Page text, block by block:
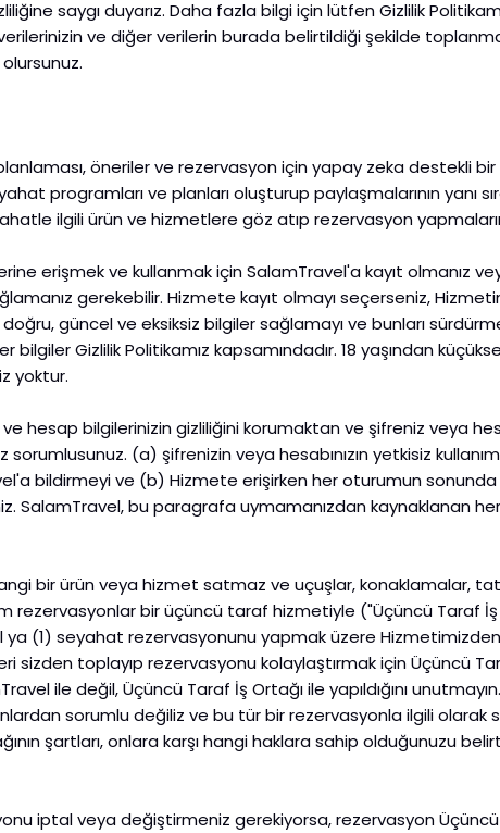
saygı duyarız. Daha fazla bilgi için lütfen Gizlilik
ve diğer verilerin burada belirtildiği şekilde
öneriler ve rezervasyon için yapay zeka destekli
programları ve planları oluşturup paylaşmalarının yanı
ilgili ürün ve hizmetlere göz atıp rezervasyon
erişmek ve kullanmak için SalamTravel'a kayıt olmanız
gerekebilir. Hizmete kayıt olmayı seçerseniz,
güncel ve eksiksiz bilgiler sağlamayı ve bunları
Gizlilik Politikamız kapsamındadır. 18 yaşından
yoktur.
hesap bilgilerinizin gizliliğini korumaktan ve şifreniz veya
(a) şifrenizin veya hesabınızın yetkisiz
bildirmeyi ve (b) Hizmete erişirken her oturumun sonunda
SalamTravel, bu paragrafa uymamanızdan kaynaklanan
bir ürün veya hizmet satmaz ve uçuşlar, konaklamalar,
rezervasyonlar bir üçüncü taraf hizmetiyle ("Üçüncü Taraf İş
ya (1) seyahat rezervasyonunu yapmak üzere
sizden toplayıp rezervasyonu kolaylaştırmak için Üçüncü
ile değil, Üçüncü Taraf İş Ortağı ile yapıldığını
sorumlu değiliz ve bu tür bir rezervasyonla ilgili olarak
şartları, onlara karşı hangi haklara sahip olduğunuzu
iptal veya değiştirmeniz gerekiyorsa, rezervasyon